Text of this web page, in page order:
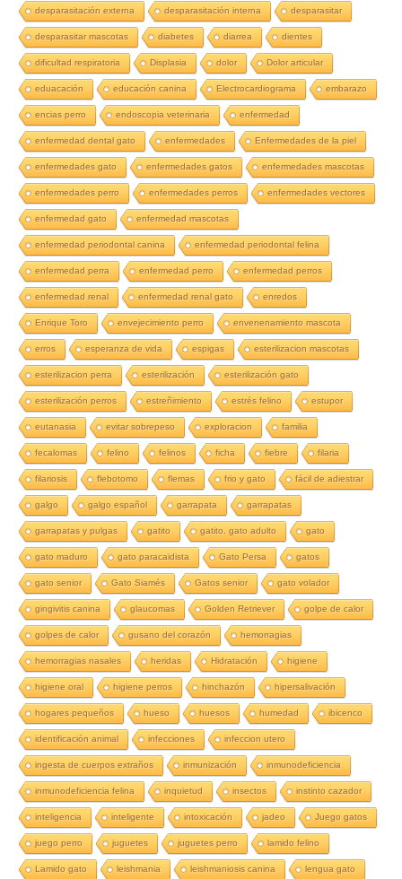
desparasitación externa desparasitación interna desparasitar
desparasitar mascotas diabetes diarrea dientes
dificultad respiratoria Displasia dolor Dolor articular
eduacación educación canina Electrocardiograma embarazo
encias perro endoscopia veterinaria enfermedad
enfermedad dental gato enfermedades Enfermedades de la piel
enfermedades gato enfermedades gatos enfermedades mascotas
enfermedades perro enfermedades perros enfermedades vectores
enfermedad gato enfermedad mascotas
enfermedad periodontal canina enfermedad periodontal felina
enfermedad perra enfermedad perro enfermedad perros
enfermedad renal enfermedad renal gato enredos
Enrique Toro envejecimiento perro envenenamiento mascota
erros esperanza de vida espigas esterilizacion mascotas
esterilizacion perra esterilización esterilización gato
esterilización perros estreñimiento estrés felino estupor
eutanasia evitar sobrepeso exploracion familia
fecalomas felino felinos ficha fiebre filaria
filariosis flebotomo flemas frio y gato fácil de adiestrar
galgo galgo español garrapata garrapatas
garrapatas y pulgas gatito gatito. gato adulto gato
gato maduro gato paracaidista Gato Persa gatos
gato senior Gato Siamés Gatos senior gato volador
gingivitis canina glaucomas Golden Retriever golpe de calor
golpes de calor gusano del corazón hemorragias
hemorragias nasales heridas Hidratación higiene
higiene oral higiene perros hinchazón hipersalivación
hogares pequeños hueso huesos humedad ibicenco
identificación animal infecciones infeccion utero
ingesta de cuerpos extraños inmunización inmunodeficiencia
inmunodeficiencia felina inquietud insectos instinto cazador
inteligencia inteligente intoxicación jadeo Juego gatos
juego perro juguetes juguetes perro lamido felino
Lamido gato leishmania leishmaniosis canina lengua gato